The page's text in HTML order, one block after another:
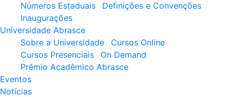
Números Estaduais
Definições e Convenções
Inaugurações
Universidade Abrasce
Sobre a Universidade
Cursos Online
Cursos Presenciais
On Demand
Prêmio Acadêmico Abrasce
Eventos
Notícias